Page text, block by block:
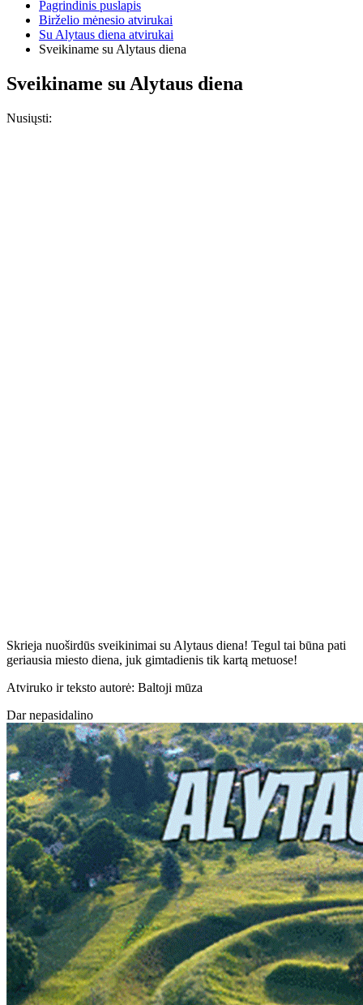
Pagrindinis puslapis
Birželio mėnesio atvirukai
Su Alytaus diena atvirukai
Sveikiname su Alytaus diena
Sveikiname su Alytaus diena
Nusiųsti:
Skrieja nuoširdūs sveikinimai su Alytaus diena! Tegul tai būna pati
geriausia miesto diena, juk gimtadienis tik kartą metuose!
Atviruko ir teksto autorė: Baltoji mūza
Dar nepasidalino